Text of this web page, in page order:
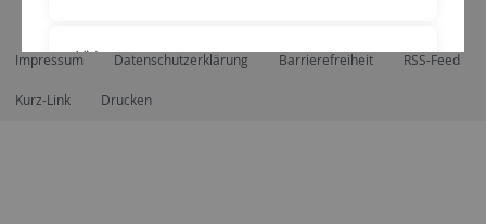
Impressum Datenschutzerklärung Barrierefreiheit RSS-Feed
Kurz-Link Drucken
Videos